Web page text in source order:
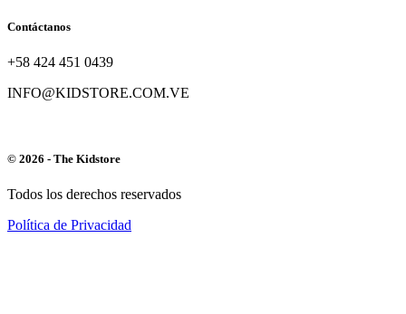
Contáctanos
+58 424 451 0439
INFO@KIDSTORE.COM.VE
© 2026 - The Kidstore
Todos los derechos reservados
Política de Privacidad